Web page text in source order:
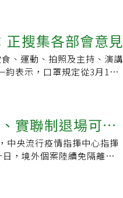
每年最多只有一、二個新藥
小時用藥致死率增10％王復
細菌抗藥性的問題，無法長
素市場的國際藥廠更是不在
旦得到抗藥性細菌感染而
Care）」一項研究結
相當快，每延後一小時使
分之十。針對急須使用抗生
部食藥署核准，再赴國外
致死率約萬分之八至九。
而英國致死率萬分之十八、
者追加劑疫苗覆蓋率仍不及
分之八至九，未來應超過指
偏高，香港最近一波疫情
亡者僅八十多人。台大公
性後應儘速投藥，減少中
疫苗族群、接種基礎劑以及
為八成三、七成七及七成
很難預測今年是否解封，
進去，希望在解封的同時不
害可分為2種，一是實際對於
這種事情發生；另一種是心
讓民眾感到壓力非常大。
遭專家質疑「太快」。媒
，才開始逐漸鬆綁邊境，
時中說，入境檢疫7天就公
風險就會更高，屆時才可能
泡形式，但有媒體報導指
正搜集各部會意見
、運動、拍照及主持、演講
鈞表示，口罩規定從3月1日
所探病、長照機構探視
市維持禁止，羅一鈞表示，
有縣市長照機構探視、醫
告。發言人莊人祥表示，
，已預約14萬8537人、預
實聯制退場可能
中央流行疫情指揮中心指揮
，境外個案陸續免隔離，但
內外疫情狀況、疫苗覆蓋